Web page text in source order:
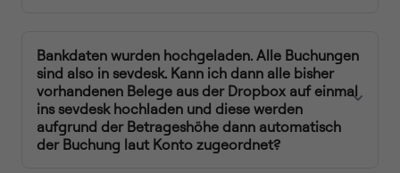
Bankdaten wurden hochgeladen. Alle Buchungen
sind also in sevdesk. Kann ich dann alle bisher
vorhandenen Belege aus der Dropbox auf einmal
ins sevdesk hochladen und diese werden
aufgrund der Betrageshöhe dann automatisch
der Buchung laut Konto zugeordnet?